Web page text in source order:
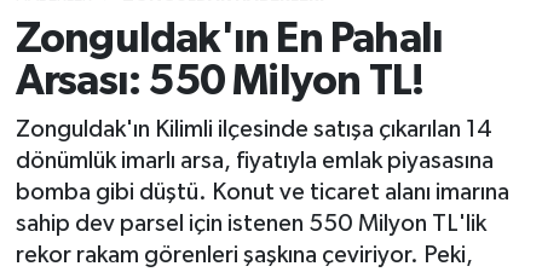
Zonguldak'ın En Pahalı
Arsası: 550 Milyon TL!
Zonguldak'ın Kilimli ilçesinde satışa çıkarılan 14
dönümlük imarlı arsa, fiyatıyla emlak piyasasına
bomba gibi düştü. Konut ve ticaret alanı imarına
sahip dev parsel için istenen 550 Milyon TL'lik
rekor rakam görenleri şaşkına çeviriyor. Peki,
KASTAMONU